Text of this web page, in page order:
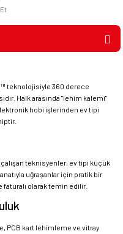
teknolojisiyle 360 derece
Halk arasında "lehim kalemi"
hobi işlerinden ev tipi
teknisyenler, ev tipi küçük
uğraşanlar için pratik bir
olarak temin edilir.
PCB kart lehimleme ve vitray